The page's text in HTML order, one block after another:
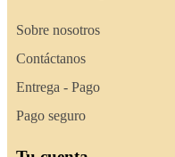
Sobre nosotros
Contáctanos
Entrega - Pago
Pago seguro